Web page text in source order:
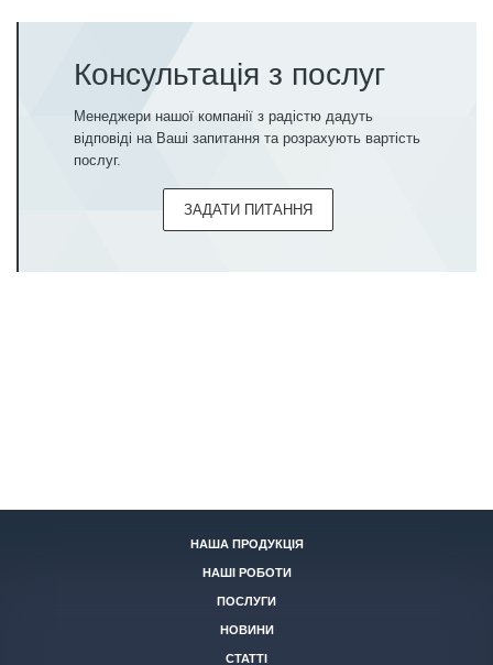
Консультація з послуг
Менеджери нашої компанії з радістю дадуть
відповіді на Ваші запитання та розрахують вартість
послуг.
ЗАДАТИ ПИТАННЯ
НАША ПРОДУКЦІЯ
НАШІ РОБОТИ
ПОСЛУГИ
НОВИНИ
СТАТТІ